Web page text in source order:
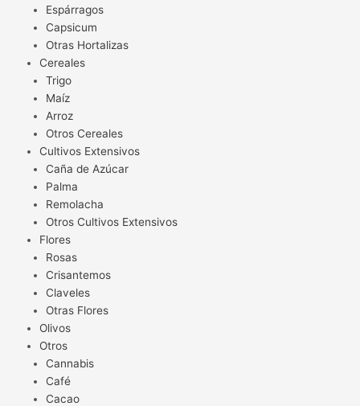
Espárragos
Capsicum
Otras Hortalizas
Cereales
Trigo
Maíz
Arroz
Otros Cereales
Cultivos Extensivos
Caña de Azúcar
Palma
Remolacha
Otros Cultivos Extensivos
Flores
Rosas
Crisantemos
Claveles
Otras Flores
Olivos
Otros
Cannabis
Café
Cacao